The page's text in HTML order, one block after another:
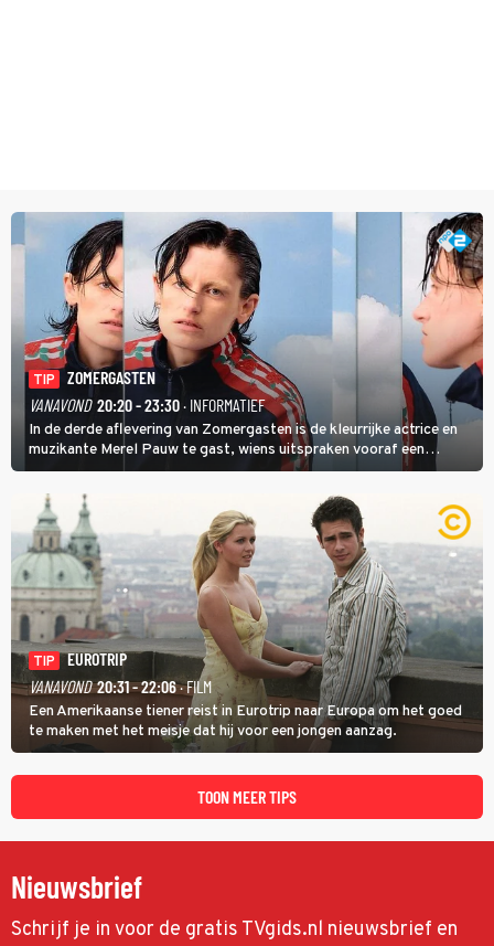
TIP
ZOMERGASTEN
VANAVOND 20:20 - 23:30· INFORMATIEF
In de derde aflevering van Zomergasten is de kleurrijke actrice en
muzikante Merel Pauw te gast, wiens uitspraken vooraf een
boeiende avond beloven: 'Mijn ideale televisieavond is zoals mijn
identiteit: grenzeloos, absurd en vol angsten'.
TIP
EUROTRIP
VANAVOND 20:31 - 22:06· FILM
Een Amerikaanse tiener reist in Eurotrip naar Europa om het goed
te maken met het meisje dat hij voor een jongen aanzag.
TOON MEER TIPS
Nieuwsbrief
Schrijf je in voor de gratis TVgids.nl nieuwsbrief en